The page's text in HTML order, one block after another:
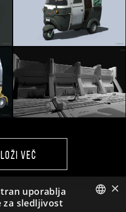
VEČ
×
uporablja
za sledljivost